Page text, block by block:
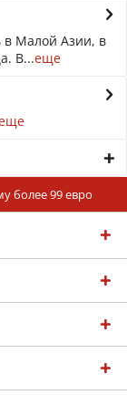
в Малой Азии, в
В...еще
более 99 евро